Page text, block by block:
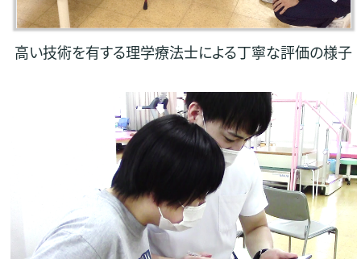
高い技術を有する理学療法士による丁寧な評価の様子